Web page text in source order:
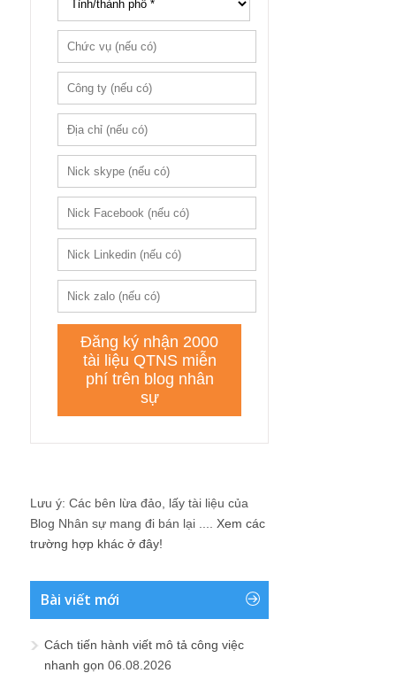
Lưu ý: Các bên lừa đảo, lấy tài liệu của
Blog Nhân sự mang đi bán lại .... Xem các
trường hợp khác ở đây!
Bài viết mới
Cách tiến hành viết mô tả công việc
nhanh gọn 06.08.2026